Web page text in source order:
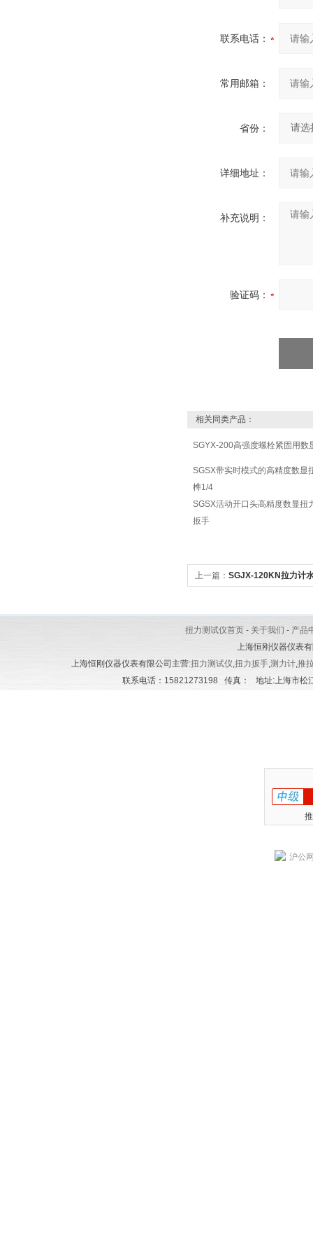
联系电话：
常用邮箱：
省份：
详细地址：
补充说明：
验证码：
相关同类产品：
SGYX-200高强度螺栓紧固用数
SGSX带实时模式的高精度数显
榫1/4
SGSX活动开口头高精度数显扭
扳手
上一篇： SGJX-120KN拉力计
扭力测试仪首页 - 关于我们 - 产品
上海恒刚仪器仪表
上海恒刚仪器仪表有限公司主营:扭力测试仪,扭力扳手,测力计,推
联系电话：15821273198 传真： 地址:上海市
沪公